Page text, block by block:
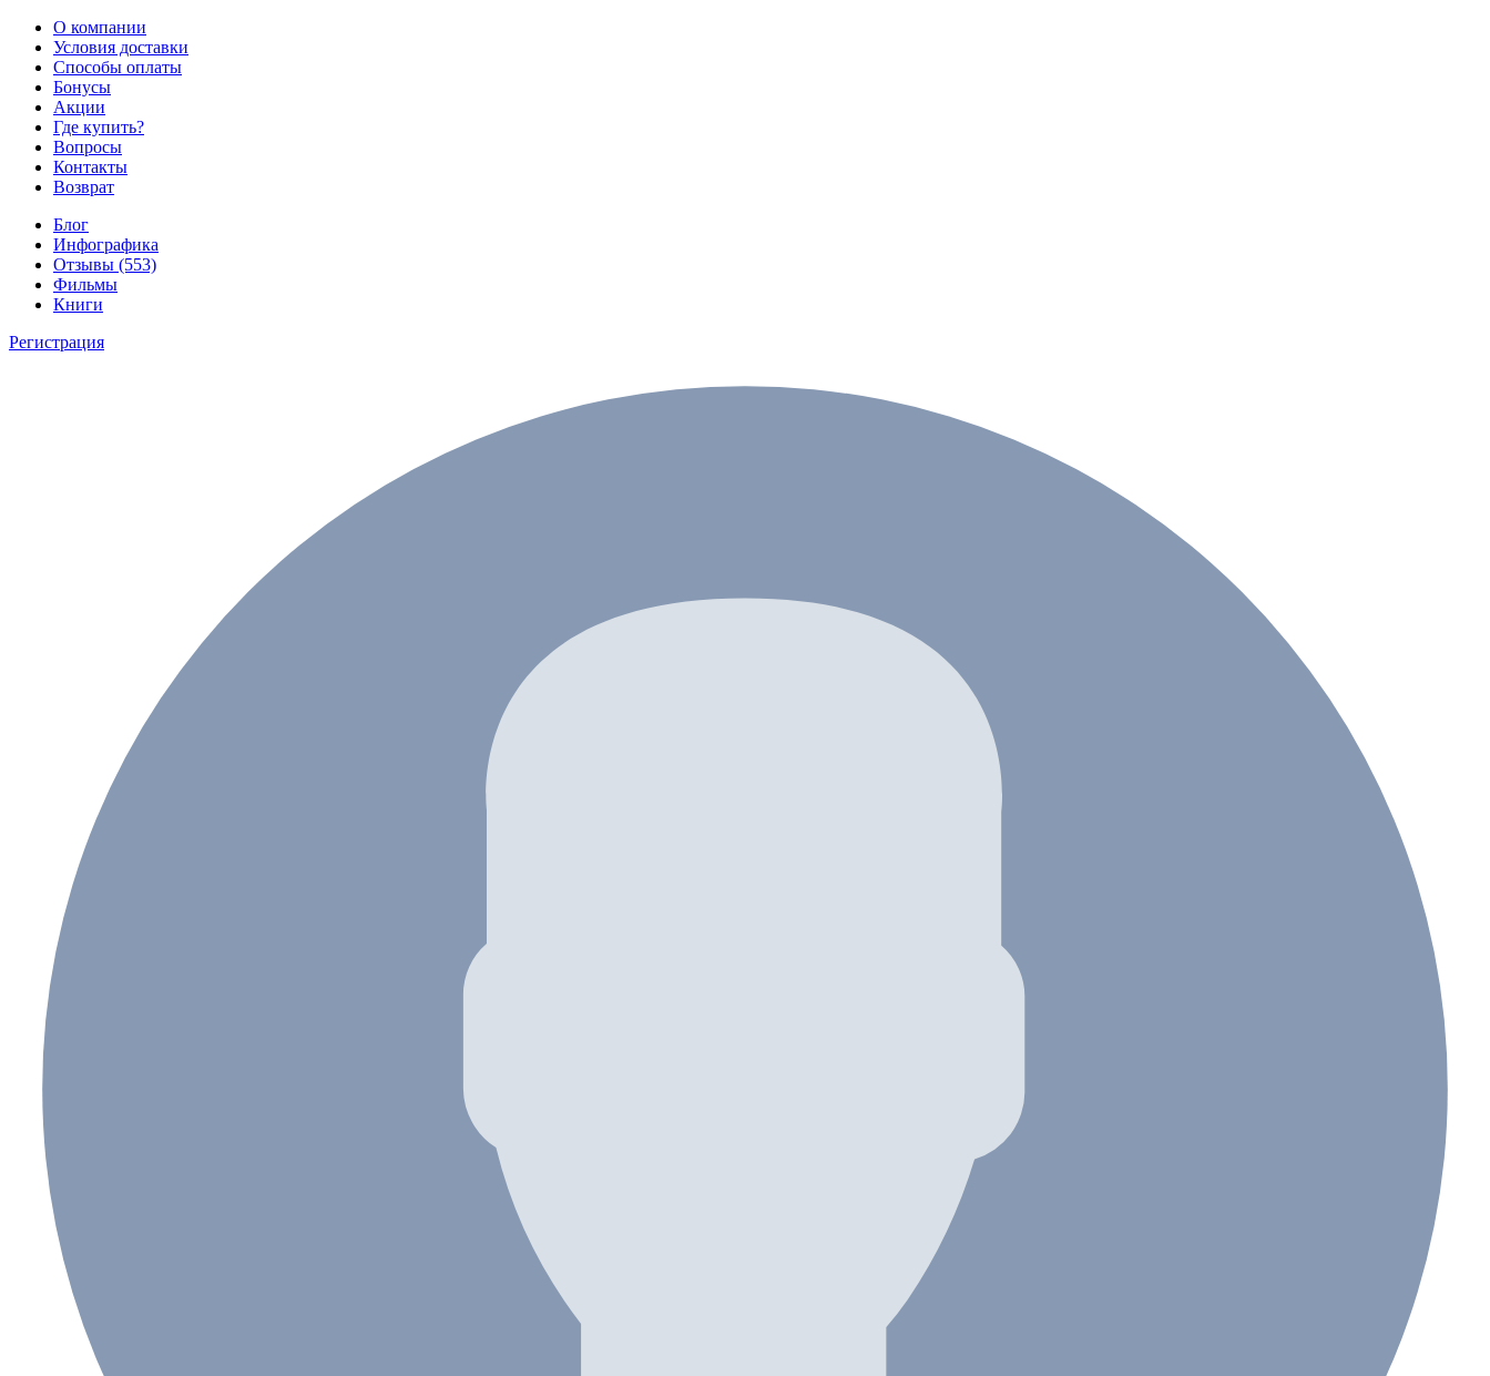
О компании
Условия доставки
Способы оплаты
Бонусы
Акции
Где купить?
Вопросы
Контакты
Возврат
Блог
Инфографика
Отзывы (553)
Фильмы
Книги
Регистрация